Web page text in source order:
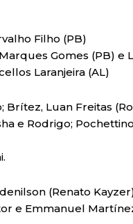
Filho (PB)
Gomes (PB) e
Laranjeira (AL)
Brítez, Luan Freitas
e Rodrigo;
(Renato
e Emmanuel